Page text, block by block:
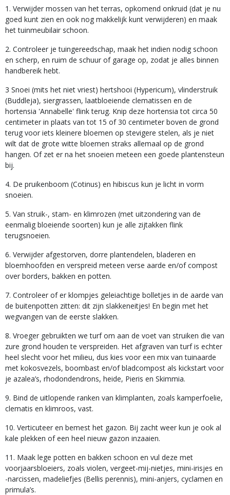
1. Verwijder mossen van het terras, opkomend onkruid (dat je nu
goed kunt zien en ook nog makkelijk kunt verwijderen) en maak
het tuinmeubilair schoon.
2. Controleer je tuingereedschap, maak het indien nodig schoon
en scherp, en ruim de schuur of garage op, zodat je alles binnen
handbereik hebt.
3 Snoei (mits het niet vriest) hertshooi (Hypericum), vlinderstruik
(Buddleja), siergrassen, laatbloeiende clematissen en de
hortensia 'Annabelle' flink terug. Knip deze hortensia tot circa 50
centimeter in plaats van tot 15 of 30 centimeter boven de grond
terug voor iets kleinere bloemen op stevigere stelen, als je niet
wilt dat de grote witte bloemen straks allemaal op de grond
hangen. Of zet er na het snoeien meteen een goede plantensteun
bij.
4. De pruikenboom (Cotinus) en hibiscus kun je licht in vorm
snoeien.
5. Van struik-, stam- en klimrozen (met uitzondering van de
eenmalig bloeiende soorten) kun je alle zijtakken flink
terugsnoeien.
6. Verwijder afgestorven, dorre plantendelen, bladeren en
bloemhoofden en verspreid meteen verse aarde en/of compost
over borders, bakken en potten.
7. Controleer of er klompjes geleiachtige bolletjes in de aarde van
de buitenpotten zitten: dit zijn slakkeneitjes! En begin met het
wegvangen van de eerste slakken.
8. Vroeger gebruikten we turf om aan de voet van struiken die van
zure grond houden te verspreiden. Het afgraven van turf is echter
heel slecht voor het milieu, dus kies voor een mix van tuinaarde
met kokosvezels, boombast en/of bladcompost als kickstart voor
je azalea’s, rhodondendrons, heide, Pieris en Skimmia.
9. Bind de uitlopende ranken van klimplanten, zoals kamperfoelie,
clematis en klimroos, vast.
10. Verticuteer en bemest het gazon. Bij zacht weer kun je ook al
kale plekken of een heel nieuw gazon inzaaien.
11. Maak lege potten en bakken schoon en vul deze met
voorjaarsbloeiers, zoals violen, vergeet-mij-nietjes, mini-irisjes en
-narcissen, madeliefjes (Bellis perennis), mini-anjers, cyclamen en
primula’s.